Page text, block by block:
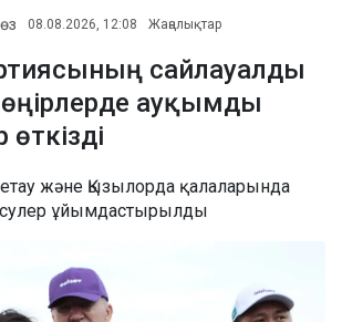
08.08.2026, 12:08 Жаңалықтар
сайлауалды
ауқымды
өткізді
және Қызылорда қалаларында
ұйымдастырылды